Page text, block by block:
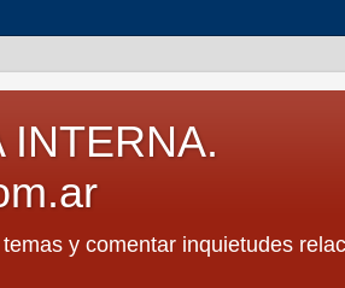
INTERNA.
y comentar inquietudes